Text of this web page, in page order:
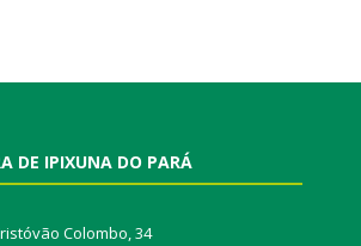
DE IPIXUNA DO PARÁ
Colombo, 34